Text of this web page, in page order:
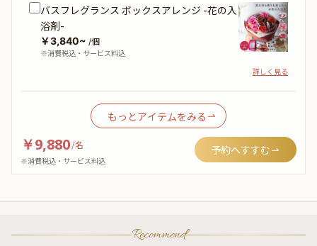
バスフレグランス ボックスアレンジ -花の入
浴剤-
￥3,840~ /個
※消費税込・サービス料込
詳しく見る
もっとアイテムをみる
￥9,880/名
※消費税込・サービス料込
予約へすすむ
Recommend